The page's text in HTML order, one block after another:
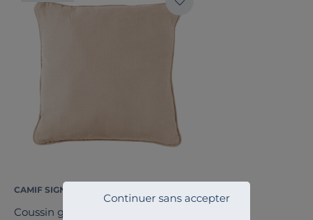
Continuer sans accepter
Découvrez toute notre sélection :
CAMIF SIGNATURE
Coussin gaze de coton Cybelle